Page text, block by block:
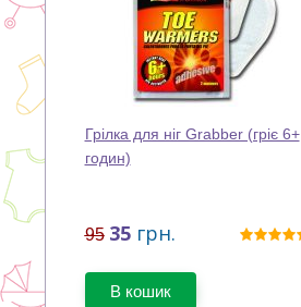
Грілка для ніг Grabber (гріє 6+
годин)
95 35 грн.
В кошик